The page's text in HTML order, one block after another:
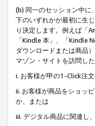
(b) 同一のセッション中に
下のいずれかが最初に生
り決定します。例えば「
「Kindle 本」、「Kindle
ダウンロードまたは商品
マゾン・サイトを訪問し
i. お客様が甲の1-Click注文
ii. お客様が商品をショッ
か、または
iii. デジタル商品に関連し